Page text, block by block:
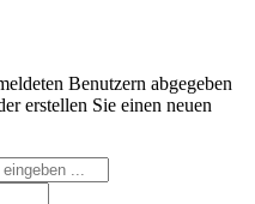
Benutzern abgegeben
erstellen Sie einen neuen